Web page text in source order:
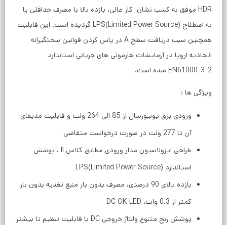
HDR موفق به کسب نشان کار عالی، بازده بالا با مصرف حداقلی یا
به اصطلاح LPS(Limited Power Source) گردیده است. این قابلیت
همچنین سبب دریافت سطح A در پاس کردن قوانین سختگیرانه
اتحادیه اروپا در آزمایشات هارمونی های جریانی استاندارد
EN61000-3-2 شده است.
ویژگی ها :
ورودی برق یونیورسال از 85 الی 264 ولت و قابلیت مدیفای
آن تا 277 ولت در صورت درخواست متقاضی
طراحی ایزولاسیون مدار ورودی مطابق کلاس II ، پوشش
استاندارد LPS(Limited Power Source)
بازده بالای 90 درصدی، مصرف بدون بار منبع تغذیه بدون بار
کمتر از 0.3 وات، DC OK LED
پوشش رنج متنوع ولتاژ خروجی DC با قابلیت تنظیم تا بیشتر